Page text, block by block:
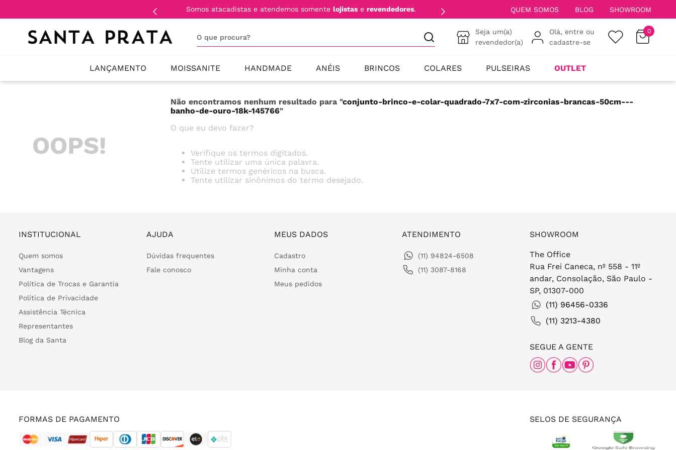
Somos atacadistas e atendemos somentelojistas erevendedores. QUEM SOMOS BLOG SHOWROOM
Seja um(a)
revendedor(a)
Olá, entre ou
cadastre-se
0
LANÇAMENTO MOISSANITE HANDMADE ANÉIS BRINCOS COLARES PULSEIRAS OUTLET
OOPS!
Não encontramos nenhum resultado para "conjunto-brinco-e-colar-quadrado-7x7-com-zirconias-brancas-50cm---
banho-de-ouro-18k-145766"
O que eu devo fazer?
Verifique os termos digitados.
Tente utilizar uma única palavra.
Utilize termos genéricos na busca.
Tente utilizar sinônimos do termo desejado.
INSTITUCIONAL
Quem somos
Vantagens
Política de Trocas e Garantia
Política de Privacidade
Assistência Técnica
Representantes
Blog da Santa
AJUDA
Dúvidas frequentes
Fale conosco
MEUS DADOS
Cadastro
Minha conta
Meus pedidos
ATENDIMENTO
(11) 94824-6508
(11) 3087-8168
SHOWROOM
The Office
Rua Frei Caneca, nº 558 - 11º
andar, Consolação, São Paulo -
SP, 01307-000
(11) 96456-0336
(11) 3213-4380
SEGUE A GENTE
FORMAS DE PAGAMENTO SELOS DE SEGURANÇA